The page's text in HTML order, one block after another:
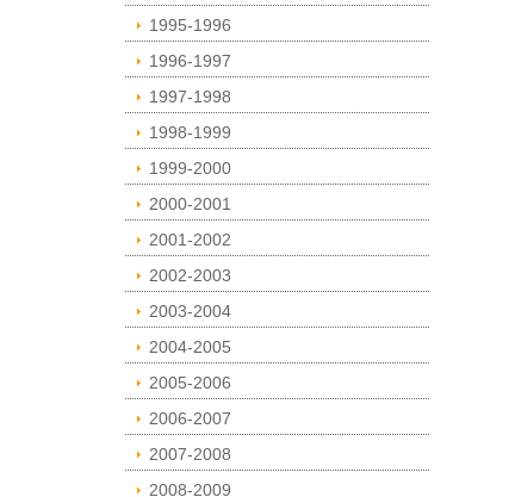
1995-1996
1996-1997
1997-1998
1998-1999
1999-2000
2000-2001
2001-2002
2002-2003
2003-2004
2004-2005
2005-2006
2006-2007
2007-2008
2008-2009